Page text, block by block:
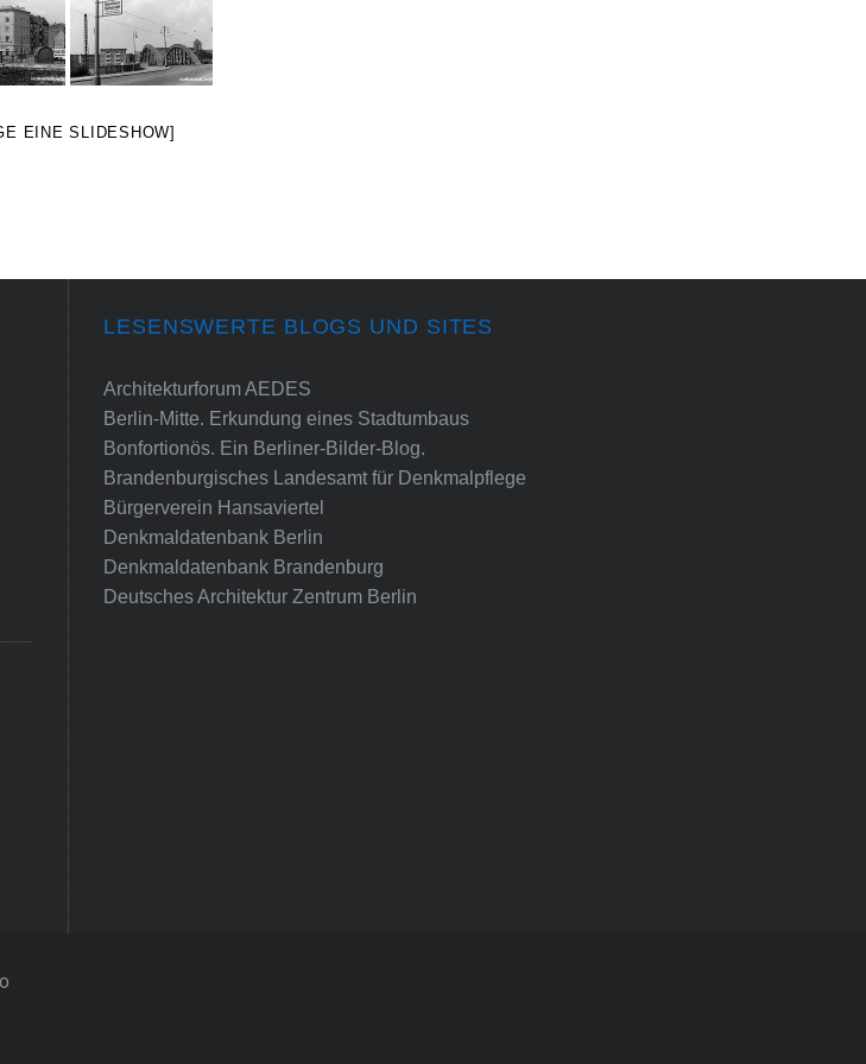
EINE SLIDESHOW]
LESENSWERTE BLOGS UND SITES
Architekturforum AEDES
Berlin-Mitte. Erkundung eines Stadtumbaus
Bonfortionös. Ein Berliner-Bilder-Blog.
Brandenburgisches Landesamt für Denkmalpflege
Bürgerverein Hansaviertel
Denkmaldatenbank Berlin
Denkmaldatenbank Brandenburg
Deutsches Architektur Zentrum Berlin